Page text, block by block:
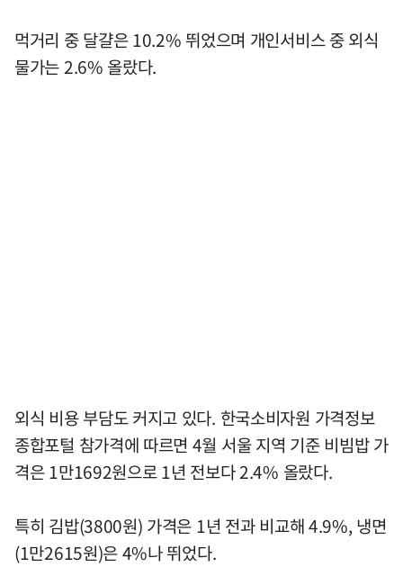
먹거리 중 달걀은 10.2% 뛰었으며 개인서비스 중 외식
물가는 2.6% 올랐다.
외식 비용 부담도 커지고 있다. 한국소비자원 가격정보
종합포털 참가격에 따르면 4월 서울 지역 기준 비빔밥 가
격은 1만1692원으로 1년 전보다 2.4% 올랐다.
특히 김밥(3800원) 가격은 1년 전과 비교해 4.9%, 냉면
(1만2615원)은 4%나 뛰었다.